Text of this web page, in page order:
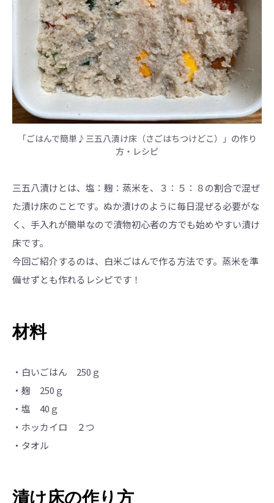
「ごはんで簡単♪三五八漬け床（さごはちつけどこ）」の作り
方・レシピ
三五八漬けとは、塩：麹：蒸米を、３：５：８の割合で混ぜ
た漬け床のことです。ぬか漬けのように毎日混ぜる必要がな
く、手入れが簡単なので漬物初心者の方でも始めやすい漬け
床です。
今回ご紹介するのは、白米ごはんで作る方法です。蒸米を準
備せずとも作れるレシピです！
材料
・白いごはん 250ｇ
・麹 250ｇ
・塩 40ｇ
・ホッカイロ ２つ
・タオル
漬け床の作り方